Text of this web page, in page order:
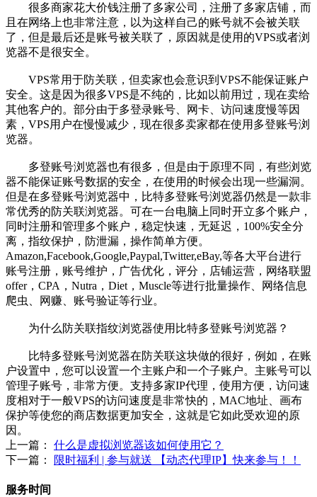
很多商家花大价钱注册了多家公司，注册了多家店铺，而
且在网络上也非常注意，以为这样自己的账号就不会被关联
了，但是最后还是账号被关联了，原因就是使用的VPS或者浏
览器不是很安全。
VPS常用于防关联，但卖家也会意识到VPS不能保证账户
安全。这是因为很多VPS是不纯的，比如以前用过，现在卖给
其他客户的。部分由于多登录账号、网卡、访问速度慢等因
素，VPS用户在慢慢减少，现在很多卖家都在使用多登账号浏
览器。
多登账号浏览器也有很多，但是由于原理不同，有些浏览
器不能保证账号数据的安全，在使用的时候会出现一些漏洞。
但是在多登账号浏览器中，比特多登账号浏览器仍然是一款非
常优秀的防关联浏览器。可在一台电脑上同时开立多个账户，
同时注册和管理多个账户，稳定快速，无延迟，100%安全分
离，指纹保护，防泄漏，操作简单方便。
Amazon,Facebook,Google,Paypal,Twitter,eBay,等各大平台进行
账号注册，账号维护，广告优化，评分，店铺运营，网络联盟
offer，CPA，Nutra，Diet，Muscle等进行批量操作、网络信息
爬虫、网赚、账号验证等行业。
为什么防关联指纹浏览器使用比特多登账号浏览器？
比特多登账号浏览器在防关联这块做的很好，例如，在账
户设置中，您可以设置一个主账户和一个子账户。主账号可以
管理子账号，非常方便。支持多家IP代理，使用方便，访问速
度相对于一般VPS的访问速度是非常快的，MAC地址、画布
保护等使您的商店数据更加安全，这就是它如此受欢迎的原
因。
上一篇： 什么是虚拟浏览器该如何使用它？
下一篇：
限时福利 | 参与就送 【动态代理IP】快来参与！！
服务时间